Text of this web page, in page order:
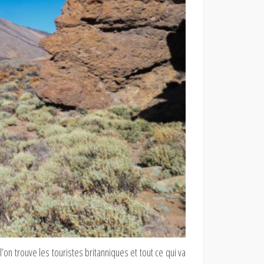
trouve les touristes britanniques et tout ce qui va